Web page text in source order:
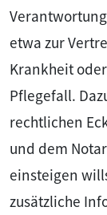
etwa zur
Krankheit
Pflegefall.
rechtlichen
und dem
einsteigen
zusätzliche